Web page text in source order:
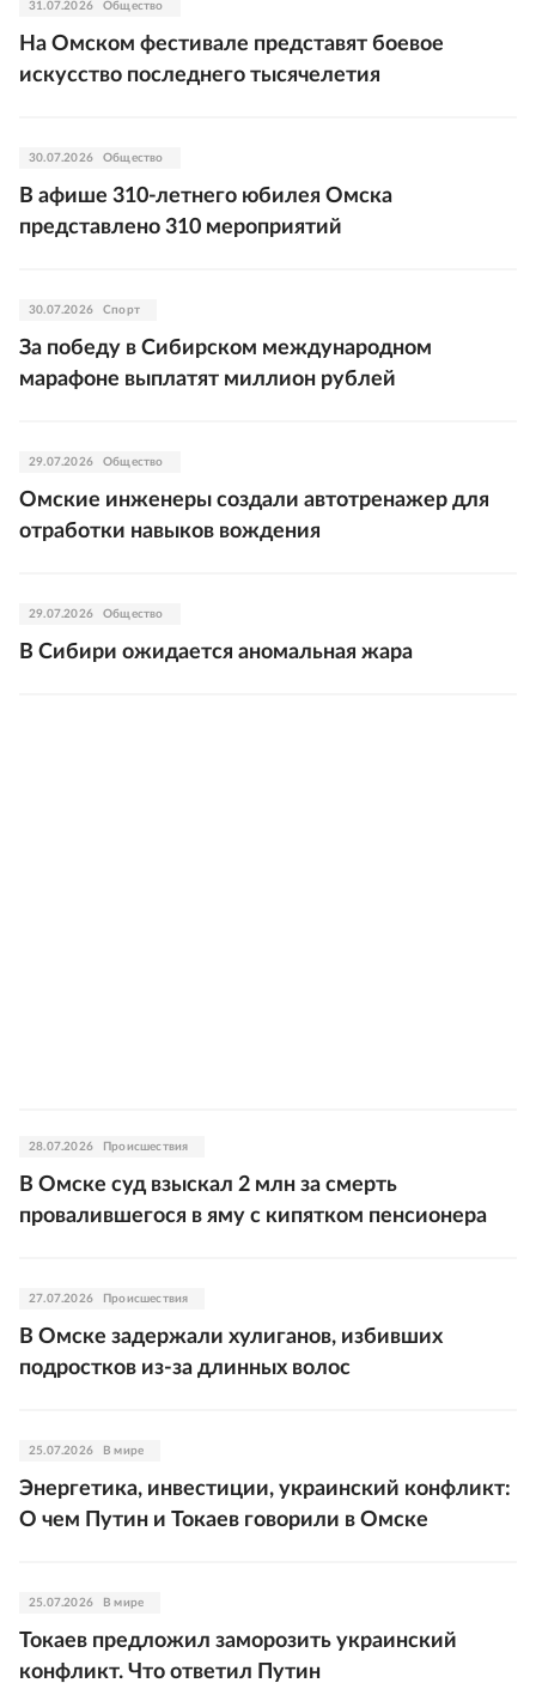
31.07.2026 Общество
На Омском фестивале представят боевое
искусство последнего тысячелетия
30.07.2026 Общество
В афише 310-летнего юбилея Омска
представлено 310 мероприятий
30.07.2026 Спорт
За победу в Сибирском международном
марафоне выплатят миллион рублей
29.07.2026 Общество
Омские инженеры создали автотренажер для
отработки навыков вождения
29.07.2026 Общество
В Сибири ожидается аномальная жара
28.07.2026 Происшествия
В Омске суд взыскал 2 млн за смерть
провалившегося в яму с кипятком пенсионера
27.07.2026 Происшествия
В Омске задержали хулиганов, избивших
подростков из-за длинных волос
25.07.2026 В мире
Энергетика, инвестиции, украинский конфликт:
О чем Путин и Токаев говорили в Омске
25.07.2026 В мире
Токаев предложил заморозить украинский
конфликт. Что ответил Путин